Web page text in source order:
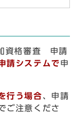
資格審査 申請
請システムで申
行う場合、申請
ご注意くださ